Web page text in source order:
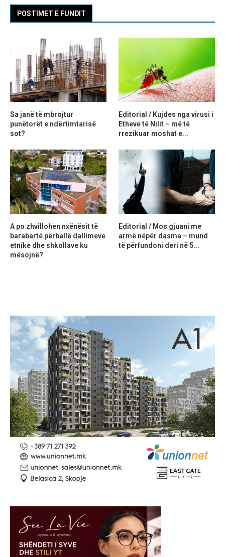
POSTIMET E FUNDIT
Sa janë të mbrojtur
punëtorët e ndërtimtarisë
sot?
Editorial / Kujdes nga virusi i
Etheve të Nilit – më të
rrezikuar moshat e...
A po zhvillohen nxënësit të
barabartë përballë dallimeve
etnike dhe shkollave ku
mësojnë?
Editorial / Mos gjuani me
armë nëpër dasma – mund
të përfundoni deri në 5...